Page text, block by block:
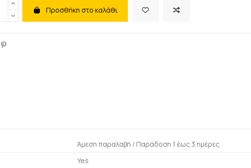
Προσθήκη στο καλάθι
Άμεση παραλαβή / Παράδoση 1 έως 3 ημέρες
Yes